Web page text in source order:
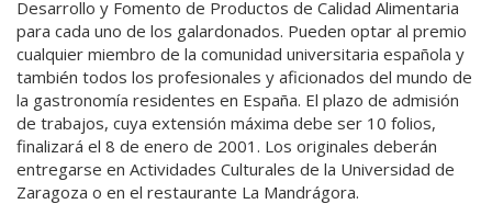
Desarrollo y Fomento de Productos de Calidad Alimentaria
para cada uno de los galardonados. Pueden optar al premio
cualquier miembro de la comunidad universitaria española y
también todos los profesionales y aficionados del mundo de
la gastronomía residentes en España. El plazo de admisión
de trabajos, cuya extensión máxima debe ser 10 folios,
finalizará el 8 de enero de 2001. Los originales deberán
entregarse en Actividades Culturales de la Universidad de
Zaragoza o en el restaurante La Mandrágora.